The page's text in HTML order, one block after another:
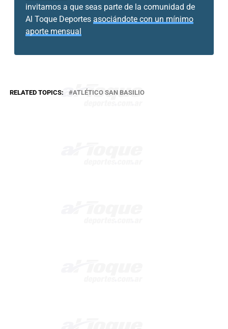
invitamos a que seas parte de la comunidad de
Al Toque Deportes asociándote con un mínimo
aporte mensual
RELATED TOPICS: ATLÉTICO SAN BASILIO